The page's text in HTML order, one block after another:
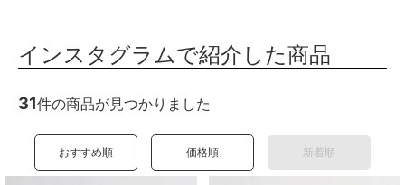
ポイントについて
ラッピングについて
メールマガジン
インスタグラムで紹介した商品
31件の商品が見つかりました
おすすめ順 価格順 新着順